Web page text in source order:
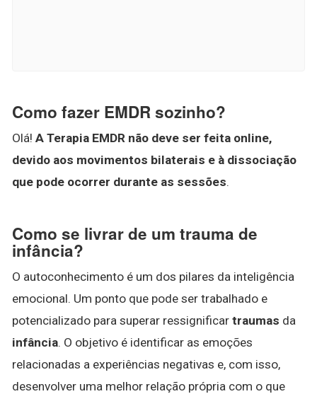
Como fazer EMDR sozinho?
Olá! A Terapia EMDR não deve ser feita online,
devido aos movimentos bilaterais e à dissociação
que pode ocorrer durante as sessões.
Como se livrar de um trauma de
infância?
O autoconhecimento é um dos pilares da inteligência
emocional. Um ponto que pode ser trabalhado e
potencializado para superar ressignificar traumas da
infância. O objetivo é identificar as emoções
relacionadas a experiências negativas e, com isso,
desenvolver uma melhor relação própria com o que